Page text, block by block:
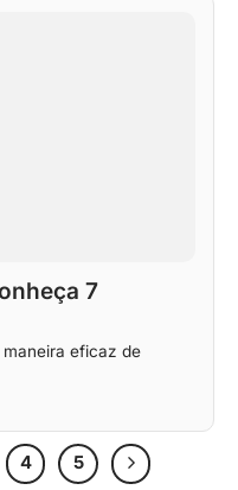
7
eficaz de
4 5